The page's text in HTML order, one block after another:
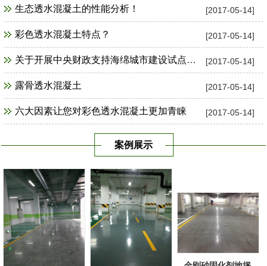
[2017-05-14]
生态透水混凝土的性能分析！
[2017-05-14]
彩色透水混凝土特点？
[2017-05-14]
关于开展中央财政支持海绵城市建设试点工作
[2017-05-14]
露骨透水混凝土
[2017-05-14]
六大因素让您对彩色透水混凝土更加青睐
案例展示